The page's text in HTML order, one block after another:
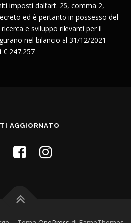
imposti dall’art. 25, comma 2,
ed è pertanto in possesso del
e sviluppo rilevanti per il
nel bilancio al 31/12/2021
€ 247.257
AGGIORNATO